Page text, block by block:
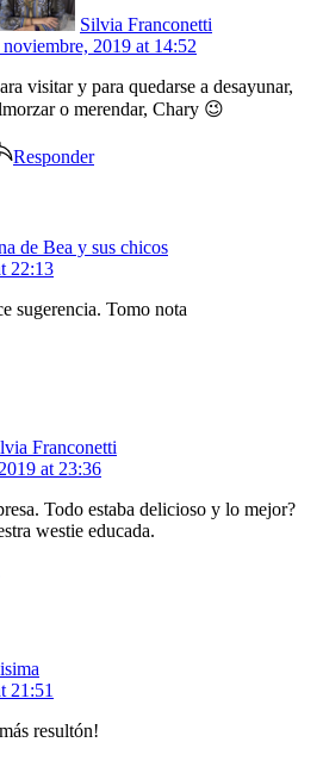
Silvia Franconetti
noviembre, 2019 at 14:52
visitar y para quedarse a desayunar,
o merendar, Chary 😉
Responder
de Bea y sus chicos
22:13
sugerencia. Tomo nota
Franconetti
at 23:36
Todo estaba delicioso y lo mejor?
westie educada.
21:51
resultón!